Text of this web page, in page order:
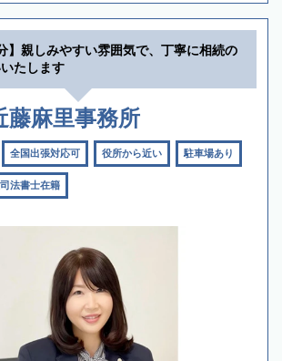
】親しみやすい雰囲気で、丁寧に相続の
たします
藤麻里事務所
全国出張対応可 役所から近い 駐車場あり
法書士在籍